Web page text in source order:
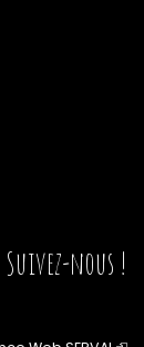
Suivez-nous !